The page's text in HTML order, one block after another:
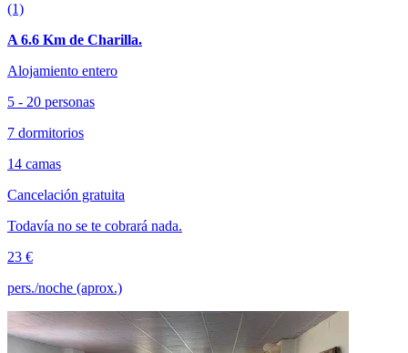
(1)
A 6.6 Km de Charilla.
Alojamiento entero
5 - 20 personas
7 dormitorios
14 camas
Cancelación gratuita
Todavía no se te cobrará nada.
23 €
pers./noche (aprox.)